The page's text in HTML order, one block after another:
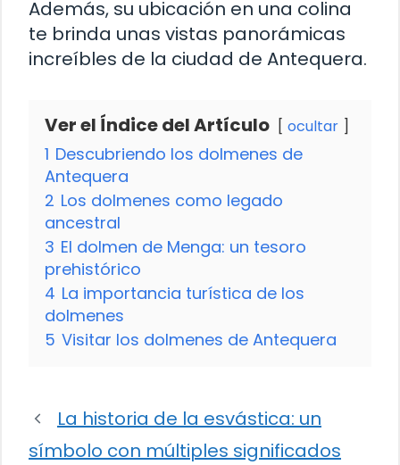
Además, su ubicación en una colina
te brinda unas vistas panorámicas
increíbles de la ciudad de Antequera.
Ver el Índice del Artículo ocultar
1 Descubriendo los dolmenes de
Antequera
2 Los dolmenes como legado
ancestral
3 El dolmen de Menga: un tesoro
prehistórico
4 La importancia turística de los
dolmenes
5 Visitar los dolmenes de Antequera
La historia de la esvástica: un
símbolo con múltiples significados